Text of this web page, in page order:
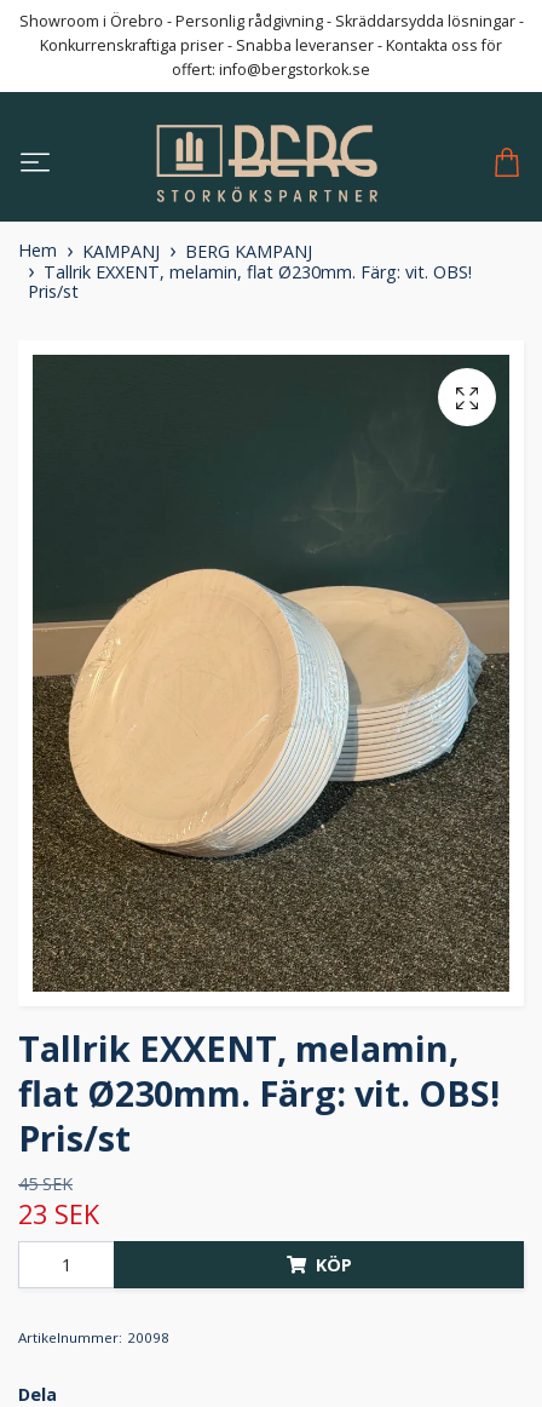
Showroom i Örebro - Personlig rådgivning - Skräddarsydda lösningar -
Konkurrenskraftiga priser - Snabba leveranser - Kontakta oss för
offert: info@bergstorkok.se
Hem KAMPANJ
BERG KAMPANJ
Tallrik EXXENT, melamin, flat Ø230mm. Färg: vit. OBS!
Pris/st
Tallrik EXXENT, melamin,
flat Ø230mm. Färg: vit. OBS!
Pris/st
45 SEK
23 SEK
KÖP
Artikelnummer: 20098
Dela